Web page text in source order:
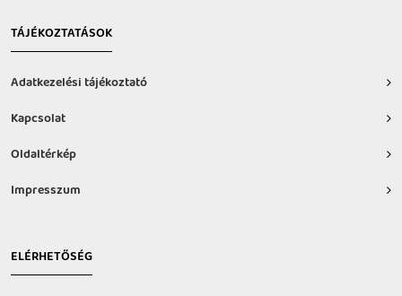
TÁJÉKOZTATÁSOK
Adatkezelési tájékoztató
Kapcsolat
Oldaltérkép
Impresszum
ELÉRHETŐSÉG